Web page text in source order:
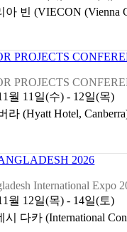
아 빈 (VIECON (Vienna
PROJECTS
PROJECTS
월 11일(수) - 12일(목)
라 (Hyatt Hotel,
2026
International Expo
월 12일(목) - 14일(토)
시 다카 (International